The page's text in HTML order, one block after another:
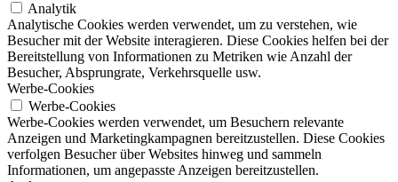
Analytik
Analytische Cookies werden verwendet, um zu verstehen, wie
Besucher mit der Website interagieren. Diese Cookies helfen bei der
Bereitstellung von Informationen zu Metriken wie Anzahl der
Besucher, Absprungrate, Verkehrsquelle usw.
Werbe-Cookies
Werbe-Cookies
Werbe-Cookies werden verwendet, um Besuchern relevante
Anzeigen und Marketingkampagnen bereitzustellen. Diese Cookies
verfolgen Besucher über Websites hinweg und sammeln
Informationen, um angepasste Anzeigen bereitzustellen.